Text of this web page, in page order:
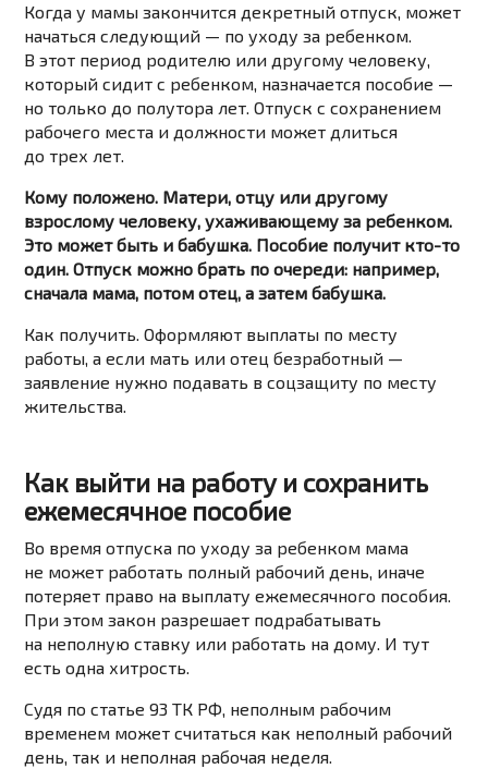
Когда у мамы закончится декретный отпуск, может
начаться следующий — по уходу за ребенком.
В этот период родителю или другому человеку,
который сидит с ребенком, назначается пособие —
но только до полутора лет. Отпуск с сохранением
рабочего места и должности может длиться
до трех лет.
Кому положено. Матери, отцу или другому
взрослому человеку, ухаживающему за ребенком.
Это может быть и бабушка. Пособие получит кто-то
один. Отпуск можно брать по очереди: например,
сначала мама, потом отец, а затем бабушка.
Как получить. Оформляют выплаты по месту
работы, а если мать или отец безработный —
заявление нужно подавать в соцзащиту по месту
жительства.
Как выйти на работу и сохранить
ежемесячное пособие
Во времяотпуска по уходу за ребенком мама
не может работать полный рабочий день, иначе
потеряет право на выплату ежемесячного пособия.
При этом закон разрешает подрабатывать
на неполную ставку или работать на дому. И тут
есть одна хитрость.
Судя по статье 93 ТК РФ, неполным рабочим
временем может считаться как неполный рабочий
день, так и неполная рабочая неделя.